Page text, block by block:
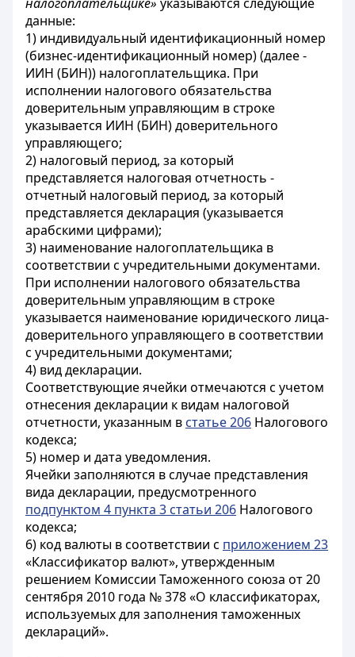
данные:
1) индивидуальный идентификационный номер
(бизнес-идентификационный номер) (далее -
ИИН (БИН)) налогоплательщика. При
исполнении налогового обязательства
доверительным управляющим в строке
указывается ИИН (БИН) доверительного
управляющего;
2) налоговый период, за который
представляется налоговая отчетность -
отчетный налоговый период, за который
представляется декларация (указывается
арабскими цифрами);
3) наименование налогоплательщика в
соответствии с учредительными документами.
При исполнении налогового обязательства
доверительным управляющим в строке
указывается наименование юридического лица-
доверительного управляющего в соответствии
с учредительными документами;
4) вид декларации.
Соответствующие ячейки отмечаются с учетом
отнесения декларации к видам налоговой
отчетности, указанным в статье 206 Налогового
кодекса;
5) номер и дата уведомления.
Ячейки заполняются в случае представления
вида декларации, предусмотренного
подпунктом 4 пункта 3 статьи 206 Налогового
кодекса;
6) код валюты в соответствии с приложением 23
«Классификатор валют», утвержденным
решением Комиссии Таможенного союза от 20
сентября 2010 года № 378 «О классификаторах,
используемых для заполнения таможенных
деклараций».